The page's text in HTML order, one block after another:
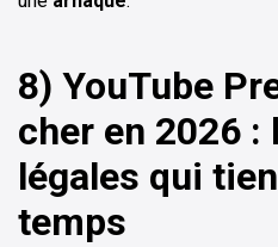
8) YouTube
cher en 2026 :
légales qui
temps